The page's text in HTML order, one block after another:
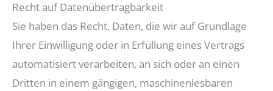
Recht auf Daten­übertrag­barkeit
Sie haben das Recht, Daten, die wir auf Grundlage
Ihrer Einwilligung oder in Erfüllung eines Vertrags
automatisiert verarbeiten, an sich oder an einen
Dritten in einem gängigen, maschinenlesbaren